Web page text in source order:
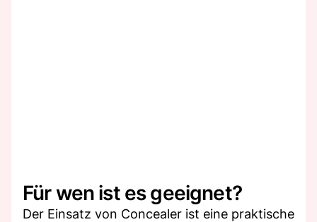
Für wen ist es geeignet?
Der Einsatz von Concealer ist eine praktische